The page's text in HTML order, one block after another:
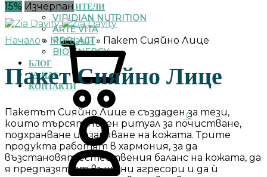
ПРОИЗВОДИТЕЛИ
VIRIDIAN NUTRITION
ARTE VITA
PROLACT
BIO ENERGY
БЛОГ
ЗА НАС
КОНТАКТИ
се
Количка
0
15% Изчерпан
Начало» Магазин» Пакет Сияйно Лице
Пакет Сияйно Лице
Пакетът Сияйно Лице е създаден за тези,
които търсят пълен ритуал за почистване,
подхранване и озаряване на кожата. Трите
продукта работят в хармония, за да
възстановят естествения баланс на кожата, да
я предпазят от външни агресори и да ѝ